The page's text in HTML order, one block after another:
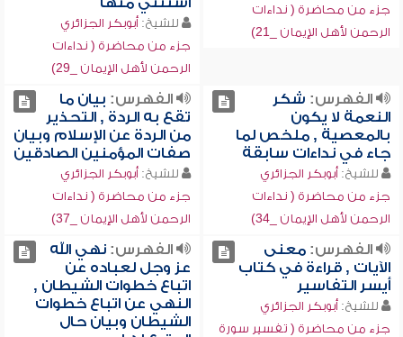
جزء من محاضرة ( نداءات
الرحمن لأهل الإيمان _21)
للشيخ: أبوبكر الجزائري
جزء من محاضرة ( نداءات
الرحمن لأهل الإيمان _29)
الفهرس: شكر
النعمة لا يكون
بالمعصية , ملخص لما
جاء في نداءات سابقة
للشيخ: أبوبكر الجزائري
جزء من محاضرة ( نداءات
الرحمن لأهل الإيمان _34)
الفهرس: بيان ما
تقع به الردة , التحذير
من الردة عن الإسلام وبيان
صفات المؤمنين الصادقين
للشيخ: أبوبكر الجزائري
جزء من محاضرة ( نداءات
الرحمن لأهل الإيمان _37)
الفهرس:معنى
الآيات , قراءة في كتاب
أيسر التفاسير
للشيخ: أبوبكر الجزائري
جزء من محاضرة ( تفسير سورة
الفهرس:نهي الله
عز وجل لعباده عن
اتباع خطوات الشيطان ,
النهي عن اتباع خطوات
الشيطان وبيان حال